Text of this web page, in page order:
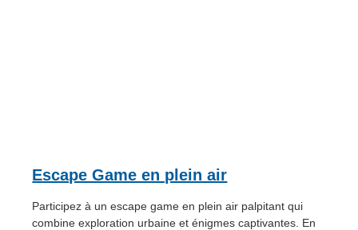
Escape Game en plein air
Participez à un escape game en plein air palpitant qui
combine exploration urbaine et énigmes captivantes. En